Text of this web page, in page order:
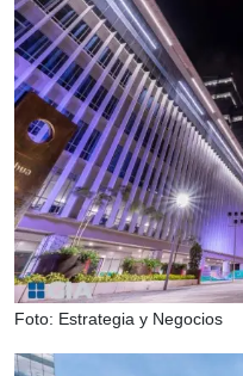
Foto: Estrategia y Negocios